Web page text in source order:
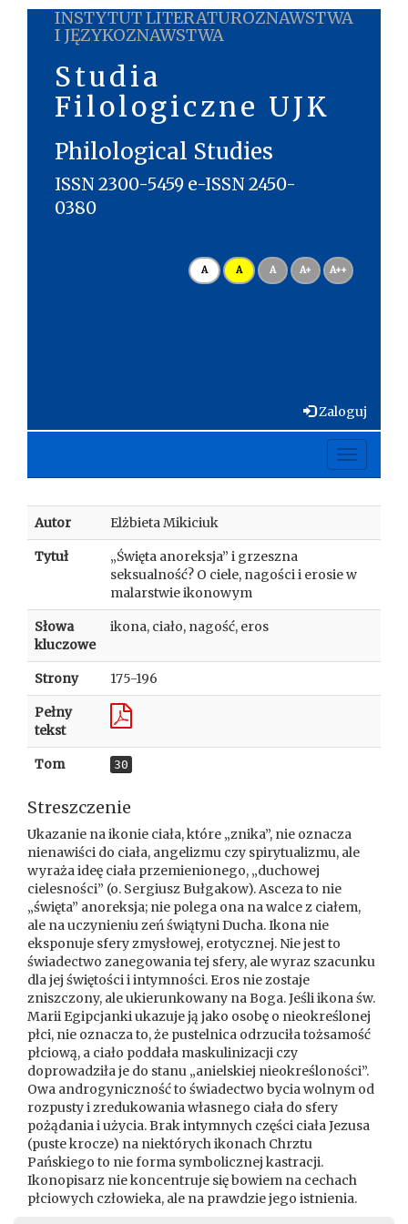
INSTYTUT LITERATUROZNAWSTWA
I JĘZYKOZNAWSTWA
Studia
Filologiczne UJK
Philological Studies
ISSN 2300-5459 e-ISSN 2450-
0380
A A A A+ A++
Zaloguj
Toggle
Autor Elżbieta Mikiciuk
Tytuł
„Święta anoreksja” i grzeszna
seksualność? O ciele, nagości i erosie w
malarstwie ikonowym
Słowa
kluczowe
ikona, ciało, nagość, eros
Strony 175-196
Pełny
tekst
Tom 30
Streszczenie
Ukazanie na ikonie ciała, które „znika”, nie oznacza
nienawiści do ciała, angelizmu czy spirytualizmu, ale
wyraża ideę ciała przemienionego, „duchowej
cielesności” (o. Sergiusz Bułgakow). Asceza to nie
„święta” anoreksja; nie polega ona na walce z ciałem,
ale na uczynieniu zeń świątyni Ducha. Ikona nie
eksponuje sfery zmysłowej, erotycznej. Nie jest to
świadectwo zanegowania tej sfery, ale wyraz szacunku
dla jej świętości i intymności. Eros nie zostaje
zniszczony, ale ukierunkowany na Boga. Jeśli ikona św.
Marii Egipcjanki ukazuje ją jako osobę o nieokreślonej
płci, nie oznacza to, że pustelnica odrzuciła tożsamość
płciową, a ciało poddała maskulinizacji czy
doprowadziła je do stanu „anielskiej nieokreśloności”.
Owa androgyniczność to świadectwo bycia wolnym od
rozpusty i zredukowania własnego ciała do sfery
pożądania i użycia. Brak intymnych części ciała Jezusa
(puste krocze) na niektórych ikonach Chrztu
Pańskiego to nie forma symbolicznej kastracji.
Ikonopisarz nie koncentruje się bowiem na cechach
płciowych człowieka, ale na prawdzie jego istnienia.